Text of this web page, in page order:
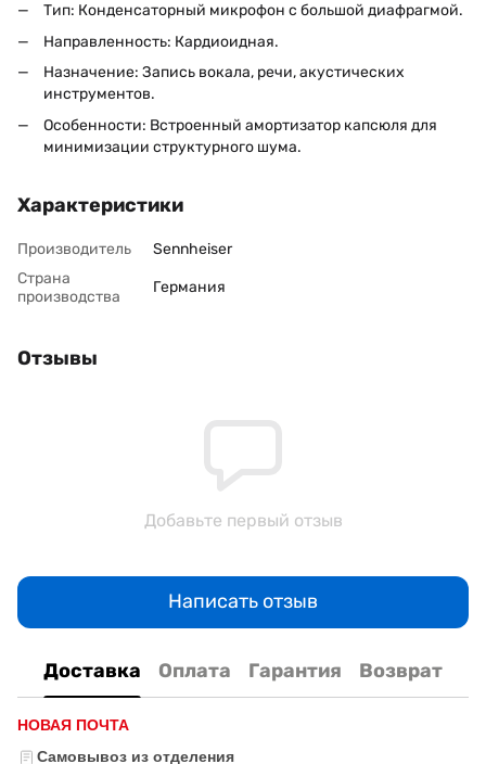
Тип: Конденсаторный микрофон с большой диафрагмой.
Направленность: Кардиоидная.
Назначение: Запись вокала, речи, акустических
инструментов.
Особенности: Встроенный амортизатор капсюля для
минимизации структурного шума.
Характеристики
Производитель
Sennheiser
Страна
производства
Германия
Отзывы
Добавьте первый отзыв
Написать отзыв
Доставка Оплата Гарантия Возврат
НОВАЯ ПОЧТА
Самовывоз из отделения